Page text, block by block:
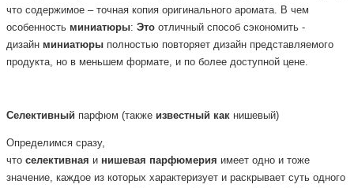
что содержимое – точная копия оригинального аромата. В чем
особенность миниатюры: Это отличный способ сэкономить -
дизайн миниатюры полностью повторяет дизайн представляемого
продукта, но в меньшем формате, и по более доступной цене.
Селективный парфюм (также известный как нишевый)
Определимся сразу,
что селективная и нишевая парфюмерия имеет одно и тоже
значение, каждое из которых характеризует и раскрывает суть одного